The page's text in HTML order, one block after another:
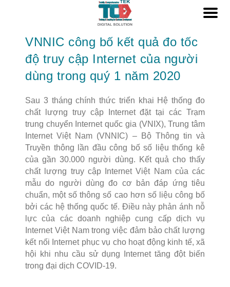
VNNIC công bố kết quả đo tốc
độ truy cập Internet của người
dùng trong quý 1 năm 2020
Sau 3 tháng chính thức triển khai Hệ thống đo
chất lượng truy cập Internet đặt tại các Trạm
trung chuyển Internet quốc gia (VNIX), Trung tâm
Internet Việt Nam (VNNIC) – Bộ Thông tin và
Truyền thông lần đầu công bố số liệu thống kê
của gần 30.000 người dùng. Kết quả cho thấy
chất lượng truy cập Internet Việt Nam của các
mẫu do người dùng đo cơ bản đáp ứng tiêu
chuẩn, một số thông số cao hơn số liệu công bố
bởi các hệ thống quốc tế. Điều này phản ánh nỗ
lực của các doanh nghiệp cung cấp dịch vụ
Internet Việt Nam trong việc đảm bảo chất lượng
kết nối Internet phục vụ cho hoạt động kinh tế, xã
hội khi nhu cầu sử dụng Internet tăng đột biến
trong đại dịch COVID-19.